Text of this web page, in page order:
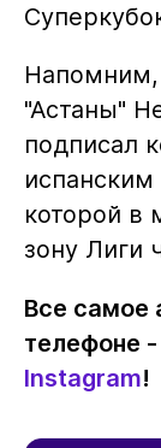
Напомним,
"Астаны"
подписал
которой в
зону Лиги
Все самое
телефоне
Instagram!